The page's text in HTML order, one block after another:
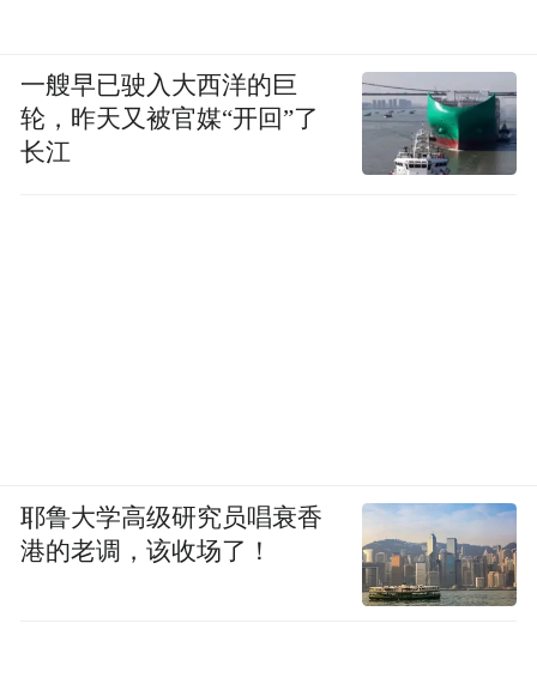
一艘早已驶入大西洋的巨
轮，昨天又被官媒“开回”了
长江
耶鲁大学高级研究员唱衰香
港的老调，该收场了！